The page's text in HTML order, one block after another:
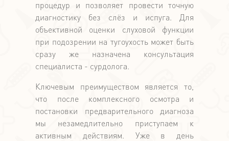
процедур и позволяет провести точную
диагностику без слёз и испуга. Для
объективной оценки слуховой функции
при подозрении на тугоухость может быть
сразу же назначена консультация
специалиста - сурдолога.
Ключевым преимуществом является то,
что после комплексного осмотра и
постановки предварительного диагноза
мы незамедлительно приступаем к
активным действиям. Уже в день